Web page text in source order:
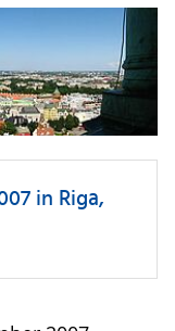
in Riga,